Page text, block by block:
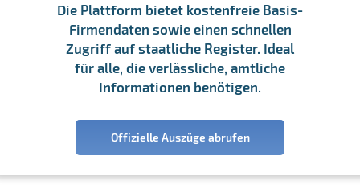
Die Plattform bietet kostenfreie Basis-
Firmendaten sowie einen schnellen
Zugriff auf staatliche Register. Ideal
für alle, die verlässliche, amtliche
Informationen benötigen.
Offizielle Auszüge abrufen